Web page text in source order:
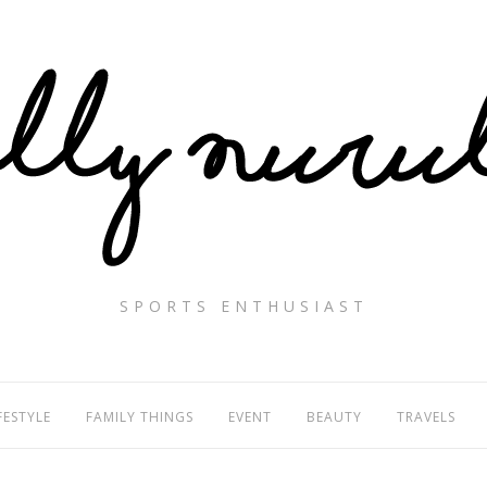
SPORTS ENTHUSIAST
FAMILY THINGS EVENT BEAUTY TRAVELS